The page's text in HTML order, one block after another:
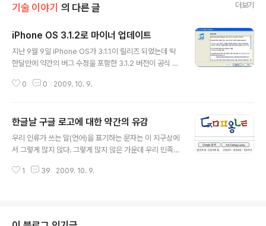
기술 이야기 의 다른 글 더보기
iPhone OS 3.1.2로 마이너 업데이트
지난 9월 9일 iPhone OS가 3.1.1이 릴리즈 되었는데 딱
한달만에 약간의 버그 수정을 포함한 3.1.2 버전이 공식 릴
uch 전기종에 적용된다. 가장 대표적인 버그 수정은 슬립
d Touch에서 문제를 일으킨 모양이다. 아마도 iPhone 3
GS와 프로세서가 바뀐 3세대 iPod Touch일 경우라고
보여진다. 업데이트 중요 정보 내용이다. 크게 두가지 문제
때로 깨어나지 못하는 문제 해결 - 비디오 스트리밍 도중에
0 0 2009. 10. 9.
한글날 구글 로고에 대한 약간의 유감
우리 인류가 쓰는 말(언어)을 표기하는 문자는 이 지구상에
서 그렇게 많지 않다. 그렇게 많지 않은 가운데 우리 민족이
한글의 의미는 특별히 강조할 필요가 없을 정도로 우리를
한글날이 비록 국경일에서는 제외되었지만 기념일로서 남
1 39 2009. 10. 9.